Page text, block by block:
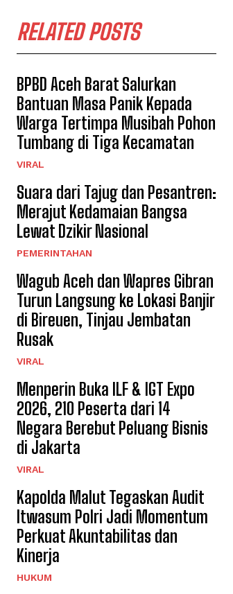
RELATED POSTS
BPBD Aceh Barat Salurkan
Bantuan Masa Panik Kepada
Warga Tertimpa Musibah Pohon
Tumbang di Tiga Kecamatan
VIRAL
Suara dari Tajug dan Pesantren:
Merajut Kedamaian Bangsa
Lewat Dzikir Nasional
PEMERINTAHAN
Wagub Aceh dan Wapres Gibran
Turun Langsung ke Lokasi Banjir
di Bireuen, Tinjau Jembatan
Rusak
VIRAL
Menperin Buka ILF & IGT Expo
2026, 210 Peserta dari 14
Negara Berebut Peluang Bisnis
di Jakarta
VIRAL
Kapolda Malut Tegaskan Audit
Itwasum Polri Jadi Momentum
Perkuat Akuntabilitas dan
Kinerja
HUKUM